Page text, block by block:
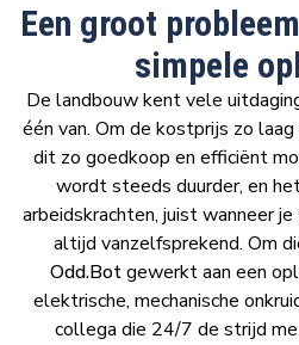
Een groot
simpele
De landbouw kent vele
één van. Om de kostprijs zo
dit zo goedkoop en efficiënt
wordt steeds duurder, en
arbeidskrachten, juist wanneer
altijd vanzelfsprekend. Om
Odd.Botgewerkt aan een
elektrische, mechanische
collega die 24/7 de strijd